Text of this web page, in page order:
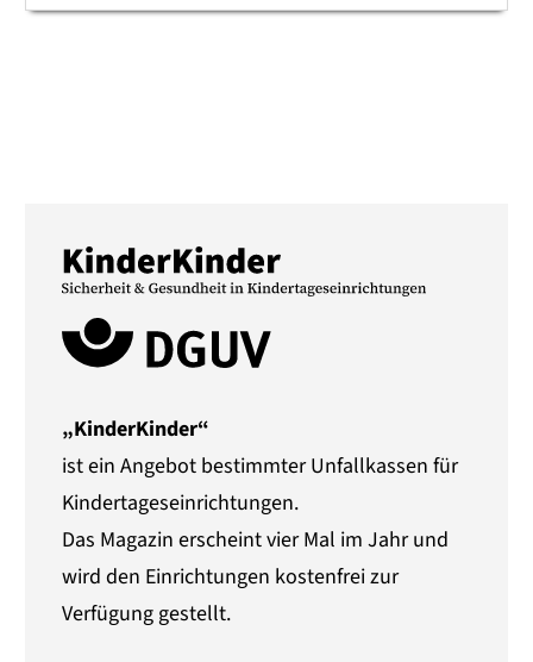
„KinderKinder“
ist ein Angebot bestimmter Unfallkassen für
Kindertageseinrichtungen.
Das Magazin erscheint vier Mal im Jahr und
wird den Einrichtungen kostenfrei zur
Verfügung gestellt.